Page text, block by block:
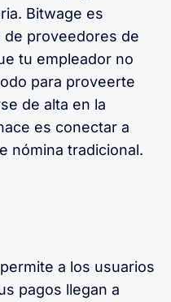
Bitwage es
de proveedores de
tu empleador no
para proveerte
de alta en la
es conectar a
nómina tradicional.
a los usuarios
pagos llegan a